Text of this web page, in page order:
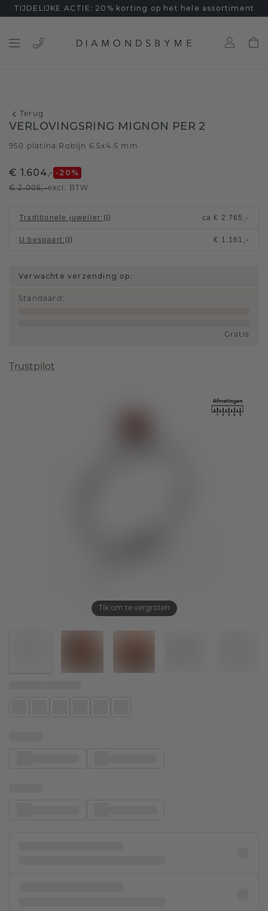
TIJDELIJKE ACTIE: 20% korting op het hele assortiment
Terug
Tik om te vergroten
VERLOVINGSRING MIGNON PER 2
950 platina Robijn 6.5x4.5 mm
€ 1.604,- -20 %
€ 2.005,-excl. BTW
Traditionele juwelier: ca.€ 2.765,-
U bespaart: € 1.161,-
Verwachte verzending op:
Standaard :
Gratis
Trustpilot